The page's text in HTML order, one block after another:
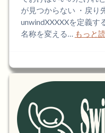
が見つからない ・戻り
unwindXXXXXを定義す
名称を変える… もっと